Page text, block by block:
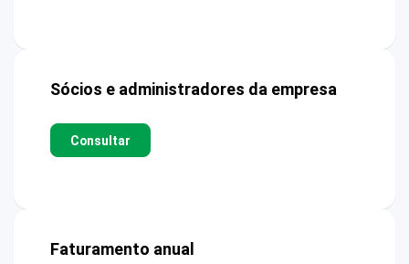
Sócios e administradores da empresa
Consultar
Faturamento anual